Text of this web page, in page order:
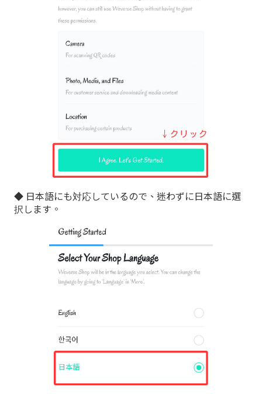
◆ 日本語にも対応しているので、迷わずに日本語に選
択します。